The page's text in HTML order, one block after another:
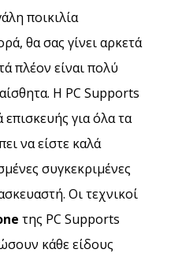
ποικιλία
θα σας γίνει αρκετά
πλέον είναι πολύ
Η PC Supports
επισκευής για όλα τα
να είστε καλά
συγκεκριμένες
Οι τεχνικοί
της PC Supports
κάθε είδους